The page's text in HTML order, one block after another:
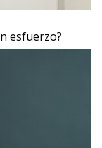
esfuerzo?